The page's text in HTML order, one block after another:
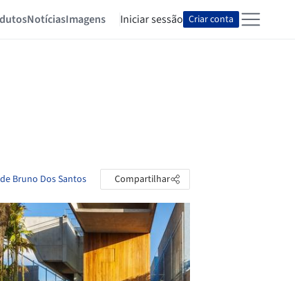
NotíciasImagens Iniciar sessão Criar conta
Bruno Dos Santos Compartilhar